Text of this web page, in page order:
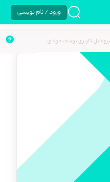
ورود / نام نویسی
پروفایل کاربری یوسف جوادی